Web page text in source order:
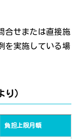
合せまたは直接施
を実施している場
）
負担上限月額